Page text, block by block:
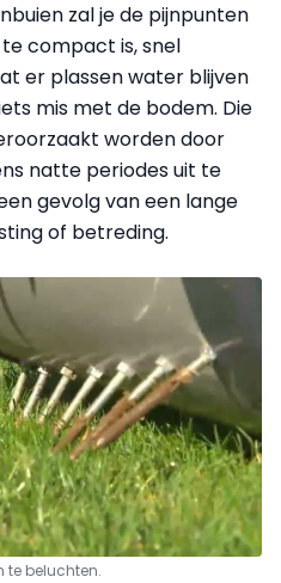
zal je de pijnpunten
compact is, snel
er plassen water blijven
mis met de bodem. Die
worden door
natte periodes uit te
gevolg van een lange
of betreding.
te beluchten.